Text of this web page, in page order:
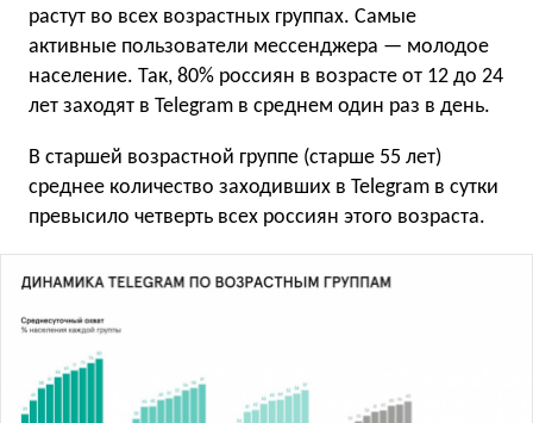
растут во всех возрастных группах. Самые
активные пользователи мессенджера — молодое
население. Так, 80% россиян в возрасте от 12 до 24
лет заходят в Telegram в среднем один раз в день.
В старшей возрастной группе (старше 55 лет)
среднее количество заходивших в Telegram в сутки
превысило четверть всех россиян этого возраста.